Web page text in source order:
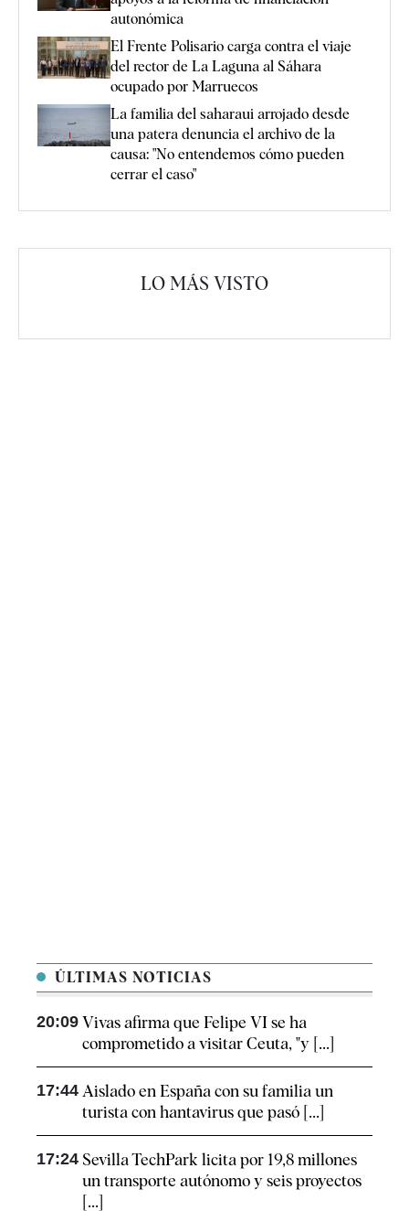
autonómica
El Frente Polisario carga contra el viaje
del rector de La Laguna al Sáhara
ocupado por Marruecos
La familia del saharaui arrojado desde
una patera denuncia el archivo de la
causa: "No entendemos cómo pueden
cerrar el caso"
LO MÁS VISTO
ÚLTIMAS NOTICIAS
20:09 Vivas afirma que Felipe VI se ha
comprometido a visitar Ceuta, "y [...]
17:44 Aislado en España con su familia un
turista con hantavirus que pasó [...]
17:24 Sevilla TechPark licita por 19,8 millones
un transporte autónomo y seis proyectos
[...]